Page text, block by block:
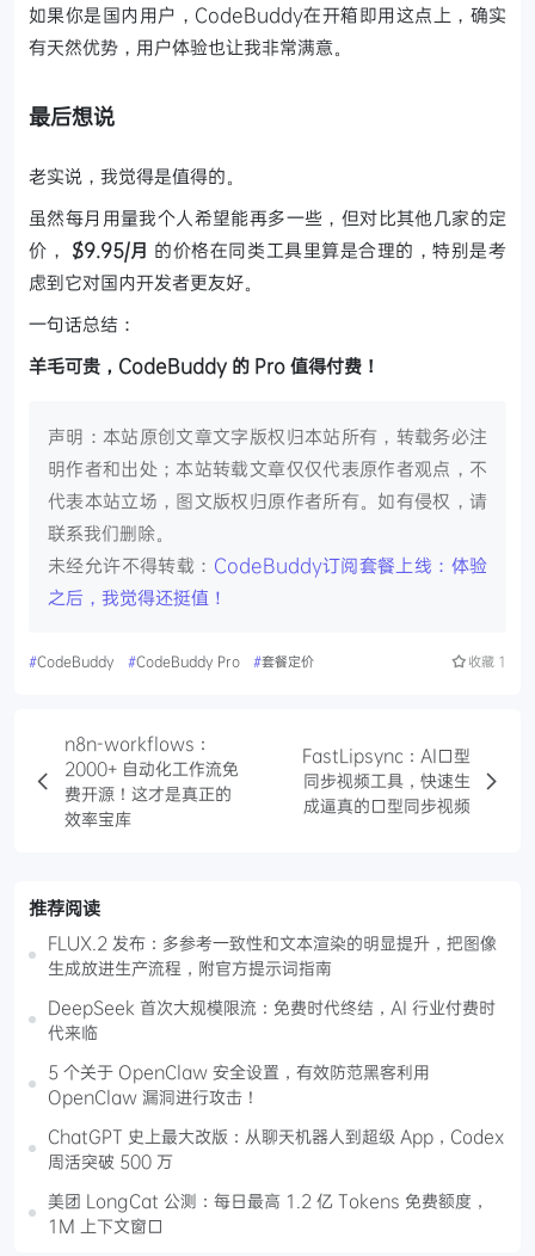
如果你是国内用户，CodeBuddy在开箱即用这点上，确实
有天然优势，用户体验也让我非常满意。
最后想说
老实说，我觉得是值得的。
虽然每月用量我个人希望能再多一些，但对比其他几家的定
价， $9.95/月 的价格在同类工具里算是合理的，特别是考
虑到它对国内开发者更友好。
一句话总结：
羊毛可贵，CodeBuddy 的 Pro 值得付费！
声明：本站原创文章文字版权归本站所有，转载务必注
明作者和出处；本站转载文章仅仅代表原作者观点，不
代表本站立场，图文版权归原作者所有。如有侵权，请
联系我们删除。
未经允许不得转载： CodeBuddy订阅套餐上线：体验
之后，我觉得还挺值！
#CodeBuddy #CodeBuddy Pro #套餐定价 收藏 1
n8n-workflows：
2000+ 自动化工作流免
费开源！这才是真正的
效率宝库
FastLipsync：AI口型
同步视频工具，快速生
成逼真的口型同步视频
推荐阅读
FLUX.2 发布：多参考一致性和文本渲染的明显提升，把图像
生成放进生产流程，附官方提示词指南
DeepSeek 首次大规模限流：免费时代终结，AI 行业付费时
代来临
5 个关于 OpenClaw 安全设置，有效防范黑客利用
OpenClaw 漏洞进行攻击！
ChatGPT 史上最大改版：从聊天机器人到超级 App，Codex
周活突破 500 万
美团 LongCat 公测：每日最高 1.2 亿 Tokens 免费额度，
1M 上下文窗口